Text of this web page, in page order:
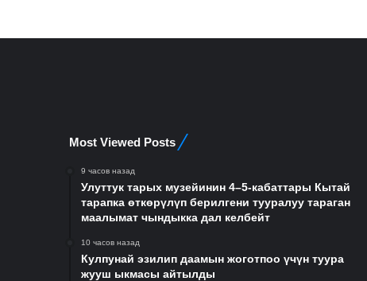
Most Viewed Posts
9 часов назад
Улуттук тарых музейинин 4–5-кабаттары Кытай
тарапка өткөрүлүп берилгени тууралуу тараган
маалымат чындыкка дал келбейт
10 часов назад
Кулпунай эзилип даамын жоготпоо үчүн туура
жууш ыкмасы айтылды